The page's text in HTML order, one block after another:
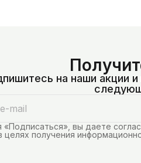
на наши акции
вы даете
целях получения